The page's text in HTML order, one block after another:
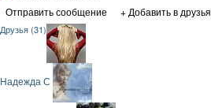
Отправить сообщение
+ Добавить в друзья
Друзья (31)
Надежда С